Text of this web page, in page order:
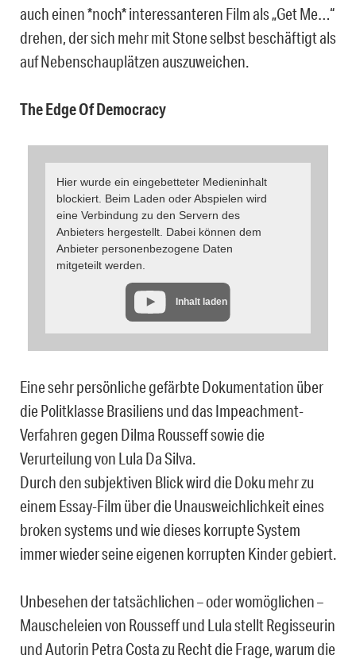
auch einen *noch* interessanteren Film als „Get Me…“
drehen, der sich mehr mit Stone selbst beschäftigt als
auf Nebenschauplätzen auszuweichen.
The Edge Of Democracy
Hier wurde ein eingebetteter Medieninhalt
blockiert. Beim Laden oder Abspielen wird
eine Verbindung zu den Servern des
Anbieters hergestellt. Dabei können dem
Anbieter personenbezogene Daten
mitgeteilt werden.
Inhalt laden
Eine sehr persönliche gefärbte Dokumentation über
die Politklasse Brasiliens und das Impeachment-
Verfahren gegen Dilma Rousseff sowie die
Verurteilung von Lula Da Silva.
Durch den subjektiven Blick wird die Doku mehr zu
einem Essay-Film über die Unausweichlichkeit eines
broken systems und wie dieses korrupte System
immer wieder seine eigenen korrupten Kinder gebiert.
Unbesehen der tatsächlichen – oder womöglichen –
Mauscheleien von Rousseff und Lula stellt Regisseurin
und Autorin Petra Costa zu Recht die Frage, warum die